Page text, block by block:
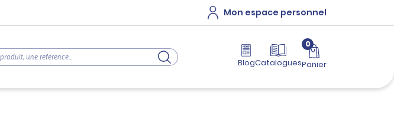
Mon espace personnel
BlogCatalogues
0
Panier